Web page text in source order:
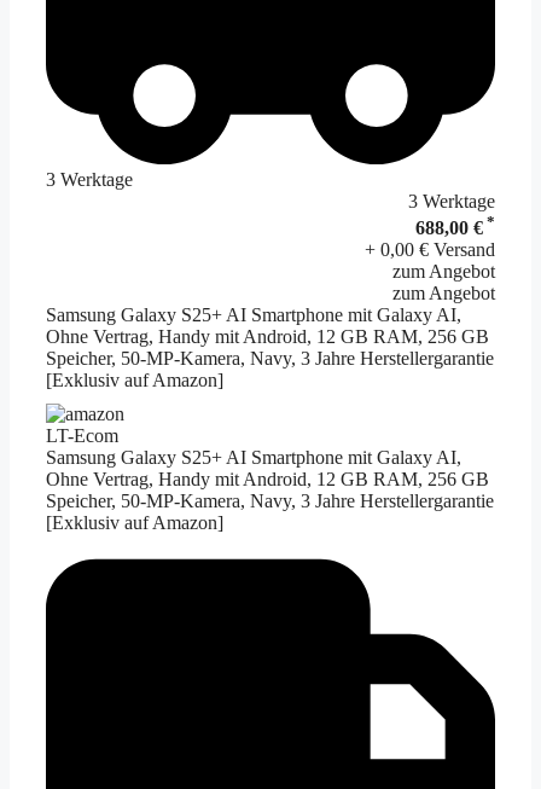
3 Werktage
3 Werktage
688,00 € *
+ 0,00 € Versand
zum Angebot
zum Angebot
Samsung Galaxy S25+ AI Smartphone mit Galaxy AI,
Ohne Vertrag, Handy mit Android, 12 GB RAM, 256 GB
Speicher, 50-MP-Kamera, Navy, 3 Jahre Herstellergarantie
[Exklusiv auf Amazon]
LT-Ecom
Samsung Galaxy S25+ AI Smartphone mit Galaxy AI,
Ohne Vertrag, Handy mit Android, 12 GB RAM, 256 GB
Speicher, 50-MP-Kamera, Navy, 3 Jahre Herstellergarantie
[Exklusiv auf Amazon]